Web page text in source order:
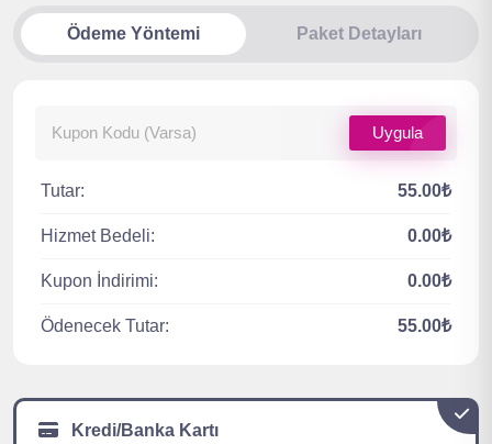
Ödeme Yöntemi Paket Detayları
Uygula
Tutar: 55.00₺
Hizmet Bedeli: 0.00₺
Kupon İndirimi: 0.00₺
Ödenecek Tutar: 55.00₺
Kredi/Banka Kartı